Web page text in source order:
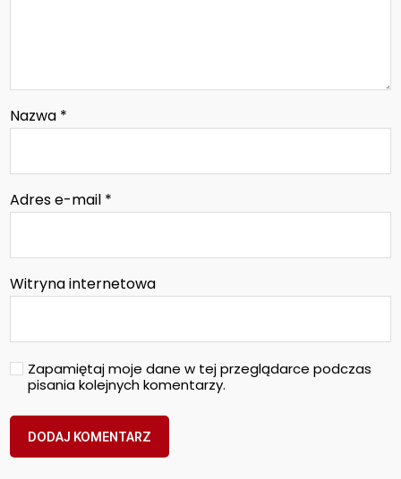
Nazwa *
Adres e-mail *
Witryna internetowa
Zapamiętaj moje dane w tej przeglądarce podczas
pisania kolejnych komentarzy.